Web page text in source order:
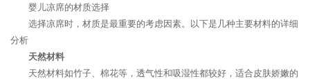
婴儿凉席的材质选择
选择凉席时，材质是最重要的考虑因素。以下是几种主要材料的详细
分析
天然材料
天然材料如竹子、棉花等，透气性和吸湿性都较好，适合皮肤娇嫩的